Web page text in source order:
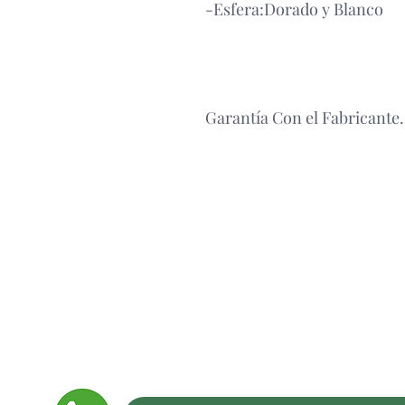
-Esfera:Dorado y Blanco
Garantía Con el Fabricante.